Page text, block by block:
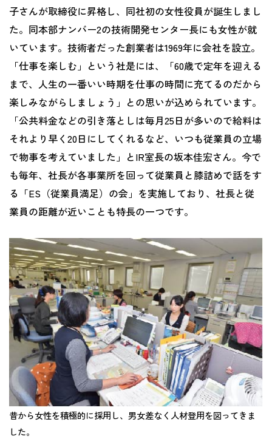
子さんが取締役に昇格し、同社初の女性役員が誕生しまし
た。同本部ナンバー2の技術開発センター長にも女性が就
いています。技術者だった創業者は1969年に会社を設立。
「仕事を楽しむ」という社是には、「60歳で定年を迎える
まで、人生の一番いい時期を仕事の時間に充てるのだから
楽しみながらしましょう」との思いが込められています。
「公共料金などの引き落としは毎月25日が多いので給料は
それより早く20日にしてくれるなど、いつも従業員の立場
で物事を考えていました」とIR室長の坂本佳宏さん。今で
も毎年、社長が各事業所を回って従業員と膝詰めで話をす
る「ES（従業員満足）の会」を実施しており、社長と従
業員の距離が近いことも特長の一つです。
昔から女性を積極的に採用し、男女差なく人材登用を図ってきま
した。